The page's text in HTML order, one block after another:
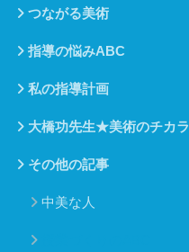
つながる美術
指導の悩みABC
私の指導計画
大橋功先生★美術のチカラ
その他の記事
中美な人